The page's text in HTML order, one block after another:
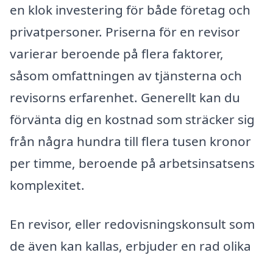
en klok investering för både företag och
privatpersoner. Priserna för en revisor
varierar beroende på flera faktorer,
såsom omfattningen av tjänsterna och
revisorns erfarenhet. Generellt kan du
förvänta dig en kostnad som sträcker sig
från några hundra till flera tusen kronor
per timme, beroende på arbetsinsatsens
komplexitet.
En revisor, eller redovisningskonsult som
de även kan kallas, erbjuder en rad olika